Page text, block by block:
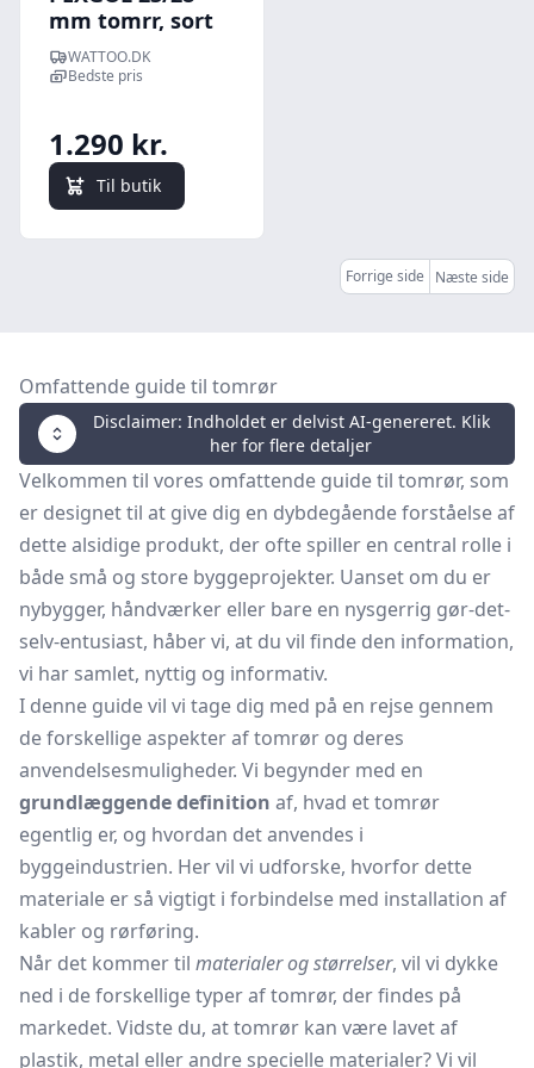
mm tomrr, sort
m/20 iso - 50 m/rl
- 50 meter
WATTOO.DK
Bedste pris
1.290 kr.
Til butik
Forrige side Næste side
Omfattende guide til tomrør
Disclaimer: Indholdet er delvist AI-genereret. Klik
her for flere detaljer
Velkommen til vores omfattende guide til tomrør, som
er designet til at give dig en dybdegående forståelse af
dette alsidige produkt, der ofte spiller en central rolle i
både små og store byggeprojekter. Uanset om du er
nybygger, håndværker eller bare en nysgerrig gør-det-
selv-entusiast, håber vi, at du vil finde den information,
vi har samlet, nyttig og informativ.
I denne guide vil vi tage dig med på en rejse gennem
de forskellige aspekter af tomrør og deres
anvendelsesmuligheder. Vi begynder med en
grundlæggende definition af, hvad et tomrør
egentlig er, og hvordan det anvendes i
byggeindustrien. Her vil vi udforske, hvorfor dette
materiale er så vigtigt i forbindelse med installation af
kabler og rørføring.
Når det kommer til materialer og størrelser, vil vi dykke
ned i de forskellige typer af tomrør, der findes på
markedet. Vidste du, at tomrør kan være lavet af
plastik, metal eller andre specielle materialer? Vi vil